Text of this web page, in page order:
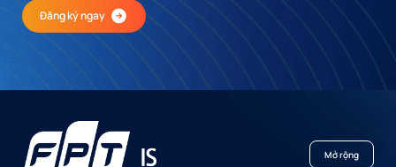
Đăng ký ngay
Mở rộng